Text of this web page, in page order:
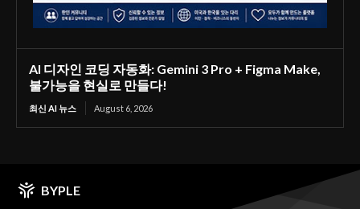
AI 디자인 코딩 자동화: Gemini 3 Pro + Figma Make,
불가능을 현실로 만들다!
최신 AI 뉴스 August 6, 2026
BYPLE